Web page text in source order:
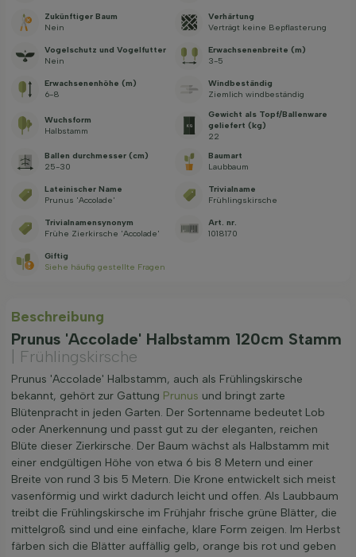
Zukünftiger Baum
Nein
Verhärtung
Verträgt keine Bepflasterung
Vogelschutz und Vogelfutter
Nein
Erwachsenenbreite (m)
3-5
Erwachsenenhöhe (m)
6-8
Windbeständig
Ziemlich windbeständig
Wuchsform
Halbstamm
Gewicht als Topf/Ballenware
geliefert (kg)
22
Ballen durchmesser (cm)
25-30
Baumart
Laubbaum
Lateinischer Name
Prunus 'Accolade'
Trivialname
Frühlingskirsche
Trivialnamensynonym
Frühe Zierkirsche 'Accolade'
Art. nr.
1018170
Giftig
Siehe häufig gestellte Fragen
Beschreibung
Prunus 'Accolade' Halbstamm 120cm Stamm
| Frühlingskirsche
Prunus 'Accolade' Halbstamm, auch als Frühlingskirsche
bekannt, gehört zur Gattung Prunus und bringt zarte
Blütenpracht in jeden Garten. Der Sortenname bedeutet Lob
oder Anerkennung und passt gut zu der eleganten, reichen
Blüte dieser Zierkirsche. Der Baum wächst als Halbstamm mit
einer endgül­tigen Höhe von etwa 6 bis 8 Metern und einer
Breite von rund 3 bis 5 Metern. Die Krone entwickelt sich meist
vasenförmig und wirkt dadurch leicht und offen. Als Laubbaum
treibt die Frühlingskirsche im Frühjahr frische grüne Blätter, die
mittelgroß sind und eine einfache, klare Form zeigen. Im Herbst
färben sich die Blätter auffällig gelb, orange bis rot und geben